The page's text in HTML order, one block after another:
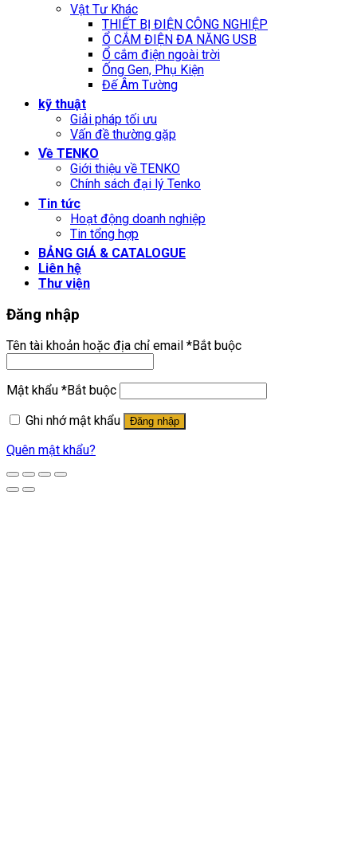
Vật Tư Khác
THIẾT BỊ ĐIỆN CÔNG NGHIỆP
Ổ CẮM ĐIỆN ĐA NĂNG USB
Ổ cắm điện ngoài trời
Ống Gen, Phụ Kiện
Đế Âm Tường
kỹ thuật
Giải pháp tối ưu
Vấn đề thường gặp
Về TENKO
Giới thiệu về TENKO
Chính sách đại lý Tenko
Tin tức
Hoạt động doanh nghiệp
Tin tổng hợp
BẢNG GIÁ & CATALOGUE
Liên hệ
Thư viện
Đăng nhập
Tên tài khoản hoặc địa chỉ email *Bắt buộc
Mật khẩu *Bắt buộc
Ghi nhớ mật khẩu
Đăng nhập
Quên mật khẩu?